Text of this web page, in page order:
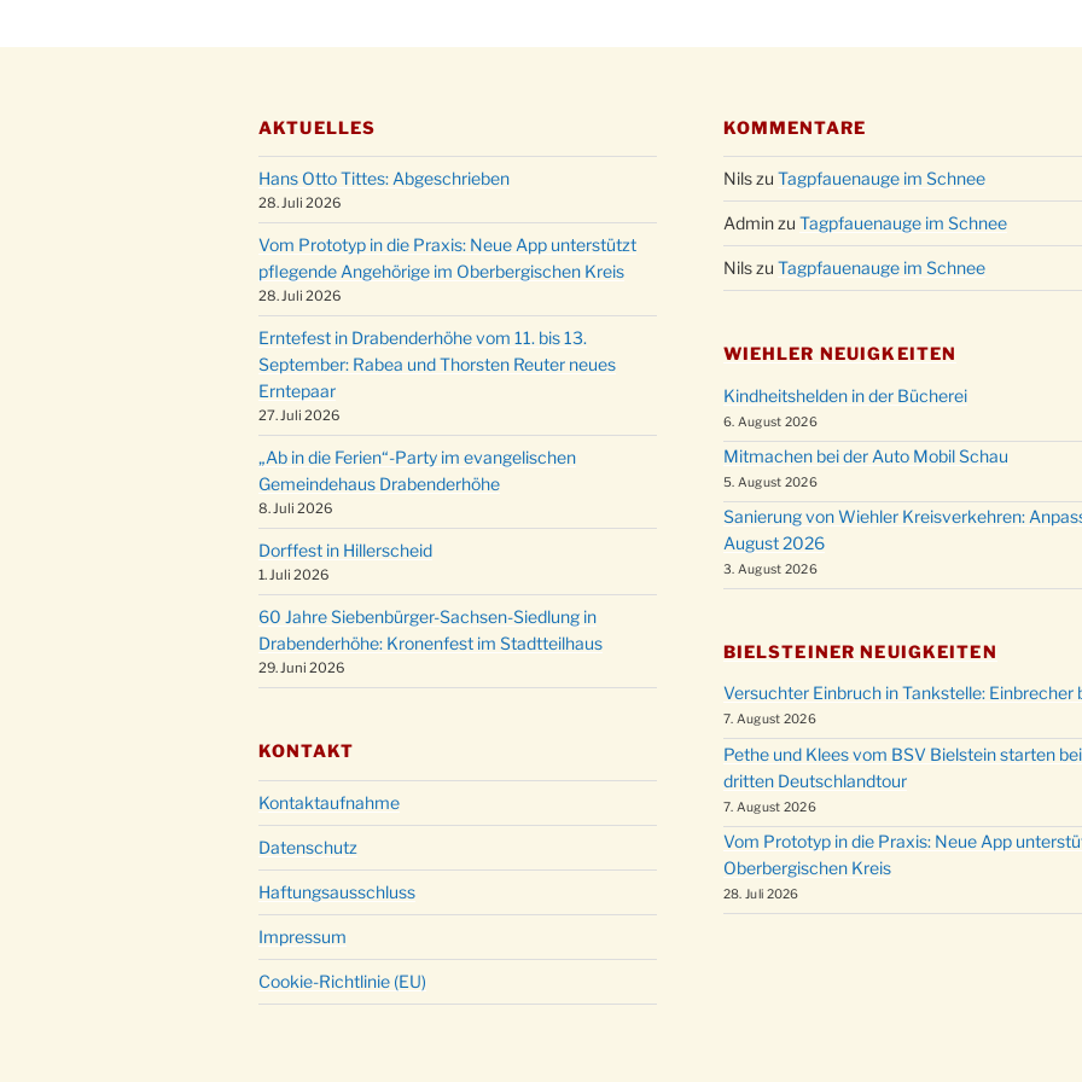
am
19.12.
20.12.
24.12.
24.12.
18:00
AKTUELLES
Hans Otto Tittes: Abgeschrieben
28. Juli 2026
Vom Prototyp in die Praxis: Neue App unterstützt
pflegende Angehörige im Oberbergischen Kreis
28. Juli 2026
Erntefest in Drabenderhöhe vom 11. bis 13.
September: Rabea und Thorsten Reuter neues
Erntepaar
27. Juli 2026
„Ab in die Ferien“-Party im evangelischen
Gemeindehaus Drabenderhöhe
8. Juli 2026
Dorffest in Hillerscheid
1. Juli 2026
60 Jahre Siebenbürger-Sachsen-Siedlung in
Drabenderhöhe: Kronenfest im Stadtteilhaus
29. Juni 2026
KONTAKT
Kontaktaufnahme
Datenschutz
Haftungsausschluss
Impressum
Cookie-Richtlinie (EU)
KOMMENTARE
Nilszu Tagpfauenauge im Schnee
Adminzu Tagpfauenauge im Schnee
Nilszu Tagpfauenauge im Schnee
WIEHLER NEUIGKEITEN
Kindheitshelden in der Bücherei
6. August 2026
Mitmachen bei der Auto Mobil Schau
5. August 2026
Sanierung von Wiehler Kreisverkehren:
August 2026
3. August 2026
BIELSTEINER NEUIGKEITEN
Versuchter Einbruch in Tankstelle:
7. August 2026
Pethe und Klees vom BSV Bielstein starten
dritten Deutschlandtour
7. August 2026
Vom Prototyp in die Praxis: Neue App
Oberbergischen Kreis
28. Juli 2026